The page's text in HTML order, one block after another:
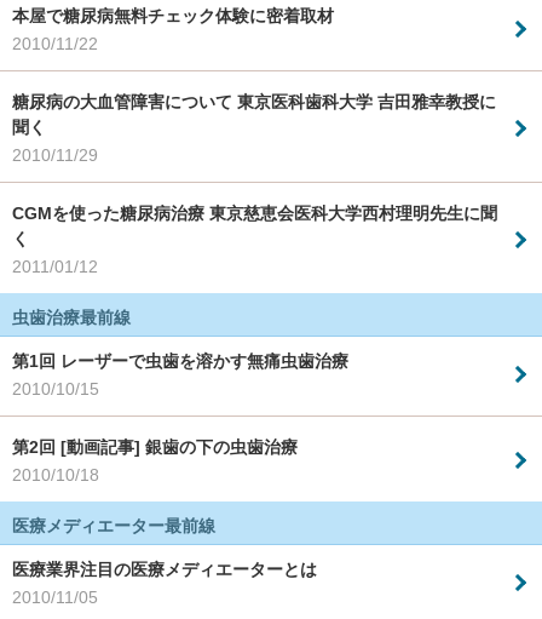
本屋で糖尿病無料チェック体験に密着取材
2010/11/22
糖尿病の大血管障害について 東京医科歯科大学 吉田雅幸教授に
聞く
2010/11/29
CGMを使った糖尿病治療 東京慈恵会医科大学西村理明先生に聞
く
2011/01/12
虫歯治療最前線
第1回 レーザーで虫歯を溶かす無痛虫歯治療
2010/10/15
第2回 [動画記事] 銀歯の下の虫歯治療
2010/10/18
医療メディエーター最前線
医療業界注目の医療メディエーターとは
2010/11/05